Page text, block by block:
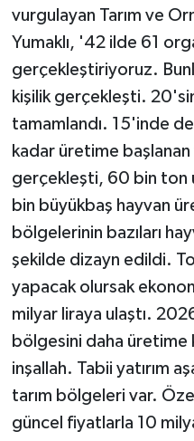
vurgulayan Tarım ve
Yumaklı, '42 ilde 61
gerçekleştiriyoruz.
kişilik gerçekleşti.
tamamlandı. 15'inde
kadar üretime
gerçekleşti, 60 bin ton
bin büyükbaş hayvan
bölgelerinin bazıları
şekilde dizayn edildi.
yapacak olursak
milyar liraya ulaştı.
bölgesini daha üretime
inşallah. Tabii yatırım
tarım bölgeleri var.
güncel fiyatlarla 10